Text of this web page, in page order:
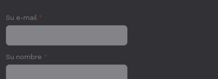
Su e-mail *
Su nombre *